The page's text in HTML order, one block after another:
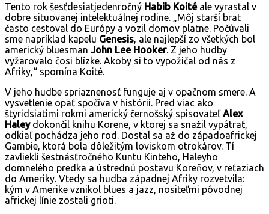
Tento rok šesťdesiatjedenročný Habib Koitéale vyrastal v
dobre situovanej intelektuálnej rodine. „Môj starší brat
často cestoval do Európy a vozil domov platne. Počúvali
sme napríklad kapelu Genesis, ale najlepší zo všetkých bol
americký bluesman John Lee Hooker. Z jeho hudby
vyžarovalo čosi blízke. Akoby si to vypožičal od nás z
Afriky,“ spomína Koité.
V jeho hudbe spriaznenosť funguje aj v opačnom smere. A
vysvetlenie opäť spočíva v histórii. Pred viac ako
štyridsiatimi rokmi americký černošský spisovateľAlex
Haleydokončil knihu Korene, v ktorej sa snažil vypátrať,
odkiaľ pochádza jeho rod. Dostal sa až do západoafrickej
Gambie, ktorá bola dôležitým loviskom otrokárov. Tí
zavliekli šestnásťročného Kuntu Kinteho, Haleyho
domnelého predka a ústrednú postavu Koreňov, v reťaziach
do Ameriky. Vtedy sa hudba západnej Afriky rozvetvila:
kým v Amerike vznikol blues a jazz, nositeľmi pôvodnej
africkej línie zostali grioti.